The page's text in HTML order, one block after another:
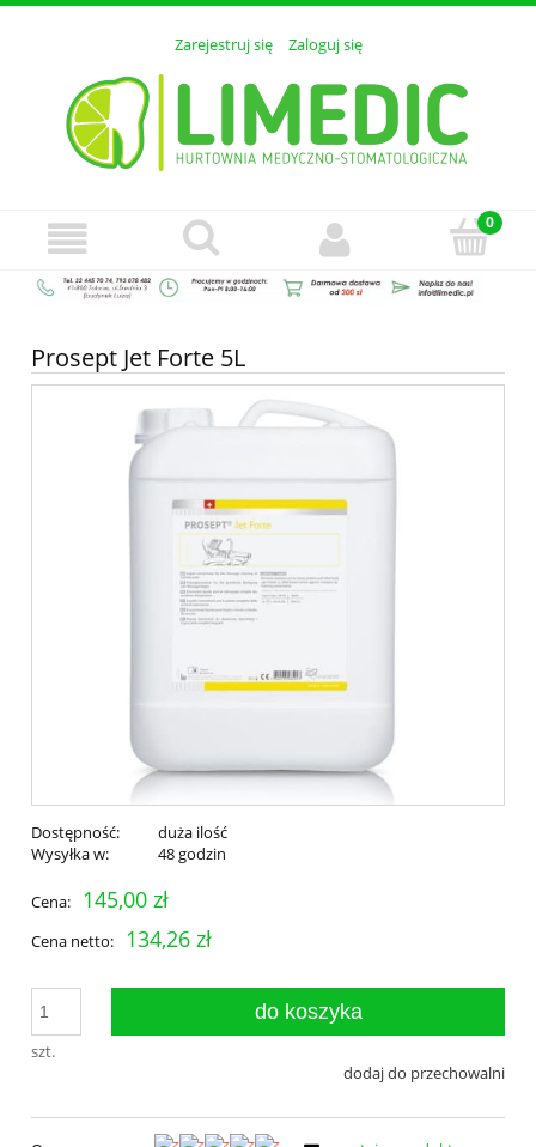
Zarejestruj się Zaloguj się
Prosept Jet Forte 5L
Dostępność:
duża ilość
Wysyłka w:
48 godzin
Cena: 145,00 zł
Cena netto: 134,26 zł
szt.
do koszyka
dodaj do przechowalni